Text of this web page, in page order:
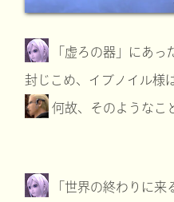
「虚ろの器」にあっ
封じこめ、イブノイル様
何故、そのようなこ
「世界の終わりに来